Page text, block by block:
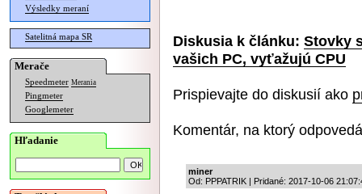
Výsledky meraní
Satelitná mapa SR
Merače
Speedmeter Merania
Pingmeter
Googlemeter
Hľadanie
Diskusia k článku: Stovky
vašich PC, vyťažujú CPU
Prispievajte do diskusií ako
Komentár, na ktorý
miner
Od: PPPATRIK | Pridané: 2017-10-06